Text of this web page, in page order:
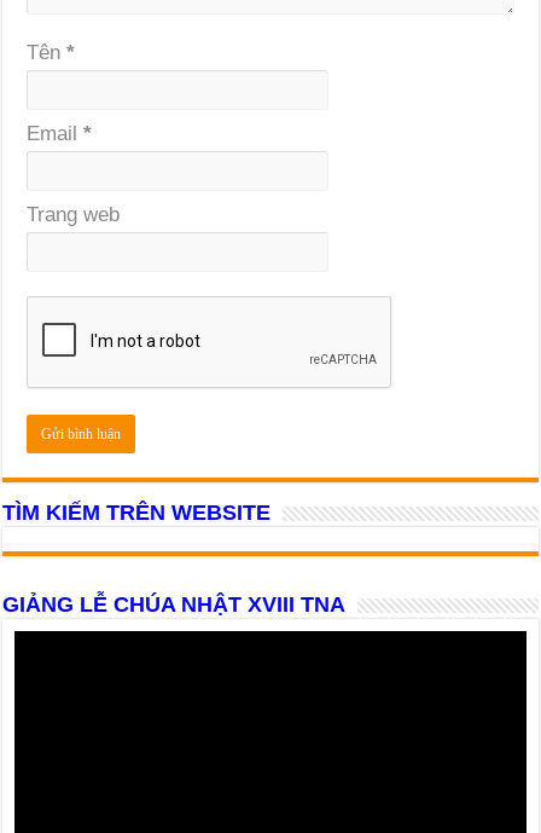
Tên*
Email*
Trang web
TÌM KIẾM TRÊN WEBSITE
GIẢNG LỄ CHÚA NHẬT XVIII TNA